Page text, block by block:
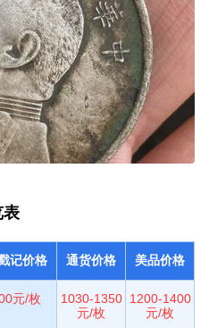
表
记价格 通货价格 美品价格
元/枚
1030-1350
元/枚
1200-1400
元/枚